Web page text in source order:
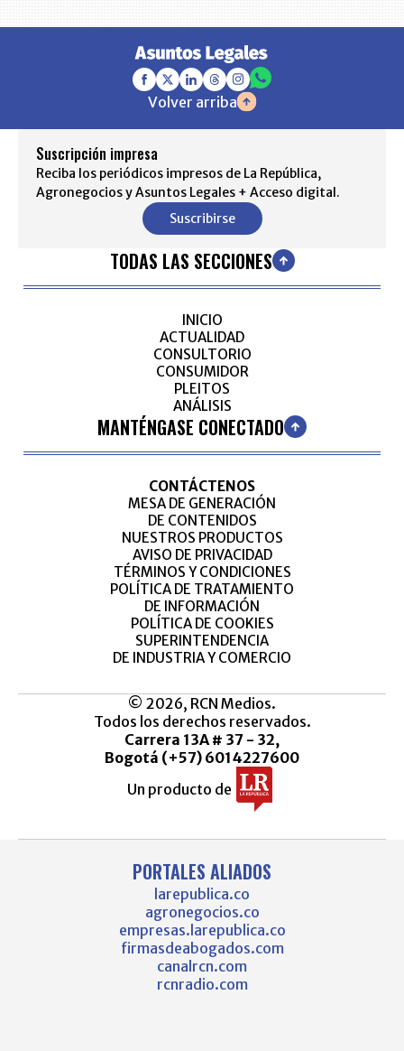
Volver arriba
Suscripción impresa
Reciba los periódicos impresos de La República,
Agronegocios y Asuntos Legales + Acceso digital.
Suscribirse
TODAS LAS SECCIONES
INICIO
ACTUALIDAD
CONSULTORIO
CONSUMIDOR
PLEITOS
ANÁLISIS
MANTÉNGASE CONECTADO
CONTÁCTENOS
MESA DE GENERACIÓN
DE CONTENIDOS
NUESTROS PRODUCTOS
AVISO DE PRIVACIDAD
TÉRMINOS Y CONDICIONES
POLÍTICA DE TRATAMIENTO
DE INFORMACIÓN
POLÍTICA DE COOKIES
SUPERINTENDENCIA
DE INDUSTRIA Y COMERCIO
© 2026, RCN Medios.
Todos los derechos reservados.
Carrera 13A # 37 - 32,
Bogotá (+57) 6014227600
Un producto de
PORTALES ALIADOS
larepublica.co
agronegocios.co
empresas.larepublica.co
firmasdeabogados.com
canalrcn.com
rcnradio.com